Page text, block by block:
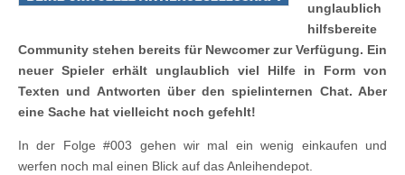
unglaublich
hilfsbereite
Community stehen bereits für Newcomer zur Verfügung. Ein
neuer Spieler erhält unglaublich viel Hilfe in Form von
Texten und Antworten über den spielinternen Chat. Aber
eine Sache hat vielleicht noch gefehlt!
In der Folge #003 gehen wir mal ein wenig einkaufen und
werfen noch mal einen Blick auf das Anleihendepot.